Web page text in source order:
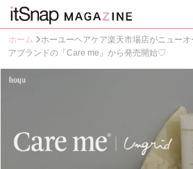
ホーム
ホーユーヘアケア楽天市場店がニュー
アブランドの「Care me」から発売開始♡